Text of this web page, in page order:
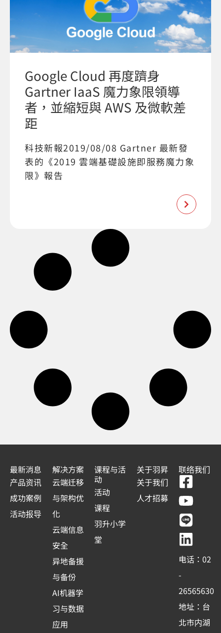
Google Cloud 再度躋身
Gartner IaaS 魔力象限領導
者，並縮短與 AWS 及微軟差
距
科技新報2019/08/08 Gartner 最新發
表的《2019 雲端基礎設施即服務魔力象
限》報告
最新消息
产品资讯
成功案例
活动报导
解决方案
云端迁移
与架构优
化
云端信息
安全
异地备援
与备份
AI机器学
习与数据
应用
课程与活
动
活动
课程
羽升小学
堂
关于羽昇
关于我们
人才招募
联络我们
F
a
c
e
b
o
o
k
-
s
Y
o
u
t
u
b
e
L
i
n
e
L
i
n
k
e
d
i
n
电话：02
-
26565630
地址：台
北市内湖